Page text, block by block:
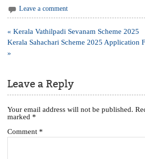
Leave a comment
Post
navigation
« Kerala Vathilpadi Sevanam Scheme 2025
Kerala Sahachari Scheme 2025 Application
»
Leave a Reply
Your email address will not be published.
marked *
Comment *